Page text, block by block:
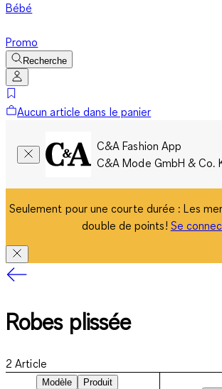
Bébé
Promo
Recherche
Aucun article dans le panier
C&A Fashion App
C&A Mode GmbH & Co.
Seulement pour une courte durée : Les
double de points! Se
Robes plissée
2 Article
Modèle
Produit